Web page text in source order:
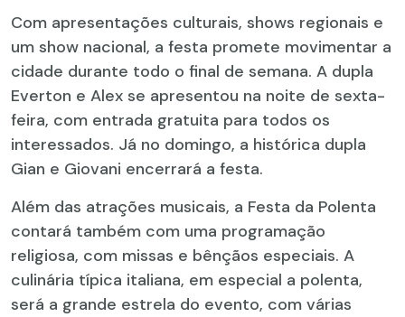
Com apresentações culturais, shows regionais e
um show nacional, a festa promete movimentar a
cidade durante todo o final de semana. A dupla
Everton e Alex se apresentou na noite de sexta-
feira, com entrada gratuita para todos os
interessados. Já no domingo, a histórica dupla
Gian e Giovani encerrará a festa.
Além das atrações musicais, a Festa da Polenta
contará também com uma programação
religiosa, com missas e bênçãos especiais. A
culinária típica italiana, em especial a polenta,
será a grande estrela do evento, com várias